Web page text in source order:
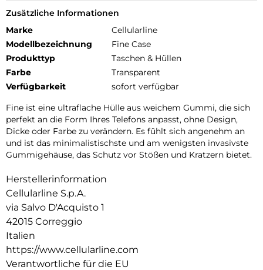
Zusätzliche Informationen
Marke
Cellularline
Modellbezeichnung
Fine Case
Produkttyp
Taschen & Hüllen
Farbe
Transparent
Verfügbarkeit
sofort verfügbar
Fine ist eine ultraflache Hülle aus weichem Gummi, die sich
perfekt an die Form Ihres Telefons anpasst, ohne Design,
Dicke oder Farbe zu verändern. Es fühlt sich angenehm an
und ist das minimalistischste und am wenigsten invasivste
Gummigehäuse, das Schutz vor Stößen und Kratzern bietet.
Herstellerinformation
Cellularline S.p.A.
via Salvo D'Acquisto 1
42015 Correggio
Italien
https://www.cellularline.com
Verantwortliche für die EU